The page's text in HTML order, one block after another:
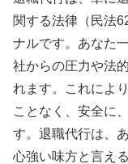
関する法律（民法
ナルです。あなた
社からの圧力や法
れます。これによ
ことなく、安全に
す。退職代行は、
心強い味方と言え